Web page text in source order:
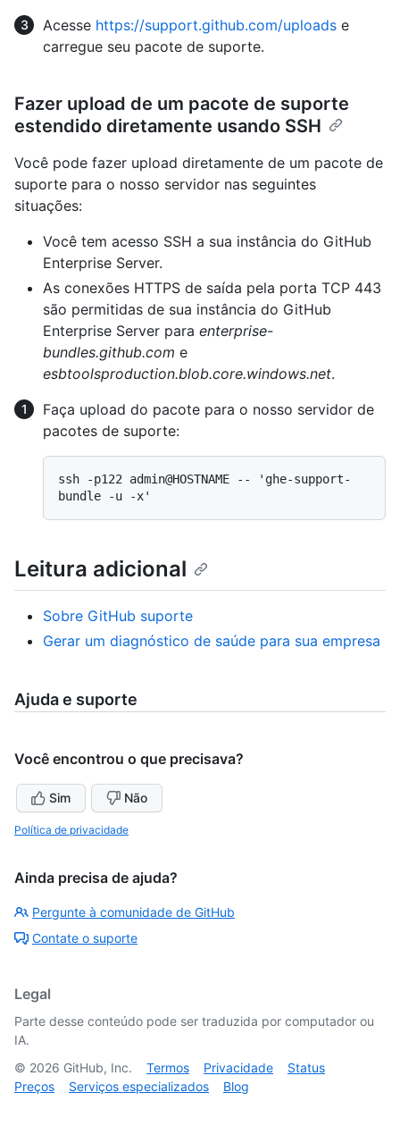
Acesse https://support.github.com/uploads e
carregue seu pacote de suporte.
Fazer upload de um pacote de suporte
estendido diretamente usando SSH
Você pode fazer upload diretamente de um pacote de
suporte para o nosso servidor nas seguintes
situações:
Você tem acesso SSH a sua instância do GitHub
Enterprise Server.
As conexões HTTPS de saída pela porta TCP 443
são permitidas de sua instância do GitHub
Enterprise Server para enterprise-
bundles.github.com e
esbtoolsproduction.blob.core.windows.net.
Faça upload do pacote para o nosso servidor de
pacotes de suporte:
ssh -p122 admin@HOSTNAME -- 'ghe-support-
Leitura adicional
Sobre GitHub suporte
Gerar um diagnóstico de saúde para sua empresa
Ajuda e suporte
Você encontrou o que precisava?
Sim Não
Política de privacidade
Ainda precisa de ajuda?
Pergunte à comunidade de GitHub
Contate o suporte
Legal
Parte desse conteúdo pode ser traduzida por computador ou
IA.
© 2026 GitHub, Inc. Termos Privacidade
Status
Preços
Serviços especializados Blog